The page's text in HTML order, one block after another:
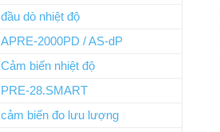
đầu dò nhiệt độ
APRE-2000PD / AS-dP
Cảm biến nhiệt độ
PRE-28.SMART
cảm biến đo lưu lượng